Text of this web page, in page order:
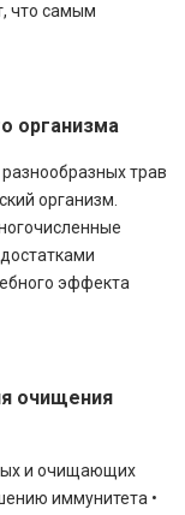
что самым
организма
разнообразных трав
организм.
эффекта
очищения
и очищающих
иммунитета •